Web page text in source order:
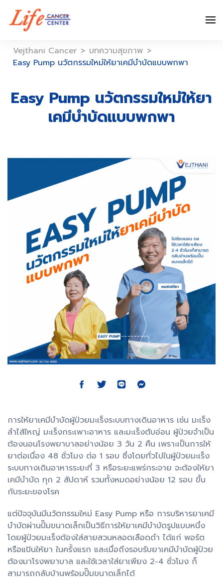
content
Vejthani Cancer > บทความสุขภาพ >
Easy Pump นวัตกรรมใหม่ให้ยาเคมีบำบัดแบบพกพา
Easy Pump นวัตกรรมใหม่ให้ยา
เคมีบำบัดแบบพกพา
การให้ยาเคมีบำบัดผู้ป่วยมะเร็งระบบทางเดินอาหาร เช่น มะเร็ง
ลำไส้ใหญ่ มะเร็งกระเพาะอาหาร และมะเร็งตับอ่อน ผู้ป่วยจำเป็น
ต้องนอนโรงพยาบาลอย่างน้อย 3 วัน 2 คืน เพราะเป็นการให้
ยาต่อเนื่อง 48 ชั่วโมง ต่อ 1 รอบ ซึ่งโดยทั่วไปในผู้ป่วยมะเร็ง
ระบบทางเดินอาหารระยะที่ 3 หรือระยะแพร่กระจาย จะต้องให้ยา
เคมีบำบัด ทุก 2 สัปดาห์ รวมทั้งหมดอย่างน้อย 12 รอบ ขึ้น
กับระยะของโรค
แต่ปัจจุบันมีนวัตกรรมใหม่ Easy Pump หรือ การบริหารยาเคมี
บำบัดผ่านปั๊มขนาดเล็กเป็นวิธีการให้ยาเคมีบำบัดรูปแบบหนึ่ง
โดยผู้ป่วยมะเร็งต้องใส่สายสวนหลอดเลือดดำ ได้แก่ พอร์ต
หรือแป้นให้ยา ในครั้งแรก และเมื่อถึงรอบรับยาเคมีบำบัดผู้ป่วย
ต้องมาโรงพยาบาล และใช้เวลาใส่ยาเพียง 2-4 ชั่วโมง ก็
สามารถกลับบ้านพร้อมปั๊มขนาดเล็กได้